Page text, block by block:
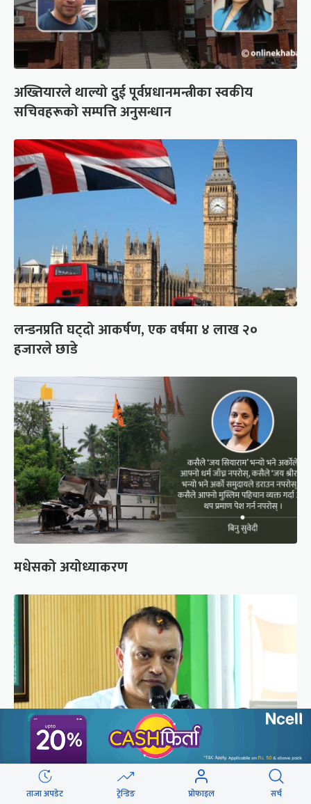
अख्तियारले थाल्यो दुई पूर्वप्रधानमन्त्रीका स्वकीय
सचिवहरूको सम्पत्ति अनुसन्धान
लन्डनप्रति घट्दो आकर्षण, एक वर्षमा ४ लाख २०
हजारले छाडे
मधेसको अयोध्याकरण
‘शक्ति र सत्ताले घेराबन्दी गर्दैछ’
ताजा अपडेट ट्रेन्डिङ प्रोफाइल सर्च